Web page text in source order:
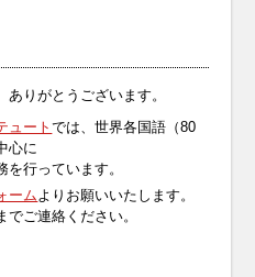
りがとうございます。
ュートでは、世界各国語（80
心に
行っています。
ームよりお願いいたします。
でご連絡ください。